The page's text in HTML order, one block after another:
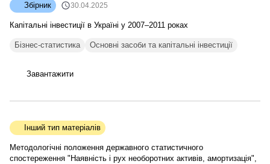
Збірник 30.04.2025
Капітальні інвестиції в Україні у 2007–2011 роках
Бізнес-статистика Основні засоби та капітальні інвестиції
Завантажити
Інший тип матеріалів
Методологічні положення державного статистичного
спостереження "Наявність і рух необоротних активів, амортизація",